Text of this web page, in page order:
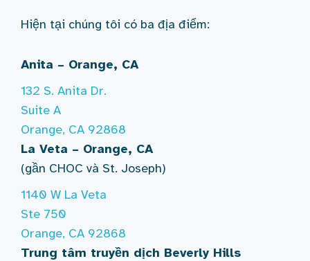
Hiện tại chúng tôi có ba địa điểm:
Anita – Orange, CA
132 S. Anita Dr.
Suite A
Orange, CA 92868
La Veta – Orange, CA
(gần CHOC và St. Joseph)
1140 W La Veta
Ste 750
Orange, CA 92868
Trung tâm truyền dịch Beverly Hills